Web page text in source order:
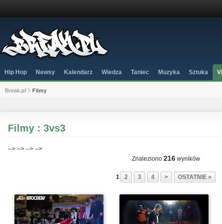
Hip Hop Newsy Kalendarz Wiedza Taniec Muzyka Sztuka
Break.pl Filmy
Filmy : 3vs3
--> --> --> -->
Znaleziono 216 wyników
1 2 3 4 > OSTATNIE »